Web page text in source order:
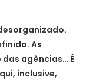
As
agências… É
inclusive,